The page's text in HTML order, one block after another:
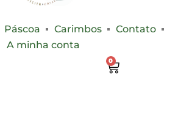
Páscoa Carimbos
Contato
A minha conta
0